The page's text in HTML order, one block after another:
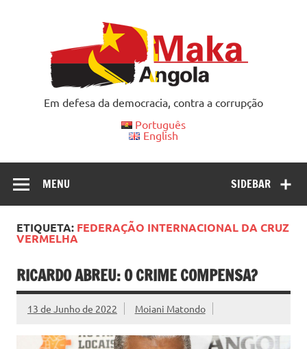
Em defesa da democracia, contra a corrupção
Português
English
SIDEBAR
MENU
ETIQUETA: FEDERAÇÃO INTERNACIONAL DA CRUZ
VERMELHA
RICARDO ABREU: O CRIME COMPENSA?
13 de Junho de 2022 Moiani Matondo